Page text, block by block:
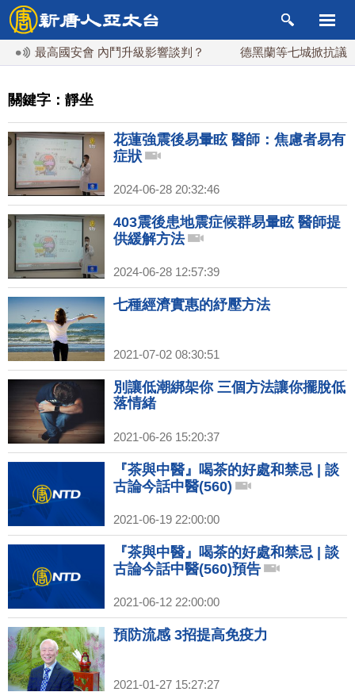
最高國安會 內鬥升級影響談判？ 德黑蘭等七城掀抗議 聚
關鍵字：靜坐
花蓮強震後易暈眩 醫師：焦慮者易有
症狀
2024-06-28 20:32:46
403震後患地震症候群易暈眩 醫師提
供緩解方法
2024-06-28 12:57:39
七種經濟實惠的紓壓方法
2021-07-02 08:30:51
別讓低潮綁架你 三個方法讓你擺脫低
落情緒
2021-06-26 15:20:37
『茶與中醫』喝茶的好處和禁忌 | 談
古論今話中醫(560)
2021-06-19 22:00:00
『茶與中醫』喝茶的好處和禁忌 | 談
古論今話中醫(560)預告
2021-06-12 22:00:00
預防流感 3招提高免疫力
2021-01-27 15:27:27